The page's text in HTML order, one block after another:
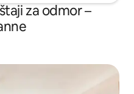
za odmor –